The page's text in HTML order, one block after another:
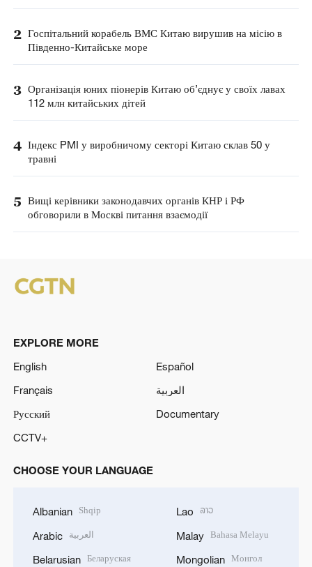
2 Госпітальний корабель ВМС Китаю вирушив на місію в
Південно-Китайське море
3 Організація юних піонерів Китаю об’єднує у своїх лавах
112 млн китайських дітей
4 Індекс PMI у виробничому секторі Китаю склав 50 у
травні
5 Вищі керівники законодавчих органів КНР і РФ
обговорили в Москві питання взаємодії
EXPLORE MORE
English
Español
Français
العربية
Русский
Documentary
CCTV+
CHOOSE YOUR LANGUAGE
Albanian Shqip
Arabic العربية
Belarusian Беларуская
Lao ລາວ
Malay Bahasa Melayu
Mongolian Монгол